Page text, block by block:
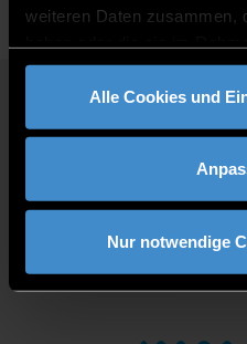
weiteren Daten zusammen,
gesammelt haben.
Alle Cookies und
Nur notwendige
QUICKLINKS
FOR BUSINESSES
DIRECTIONS